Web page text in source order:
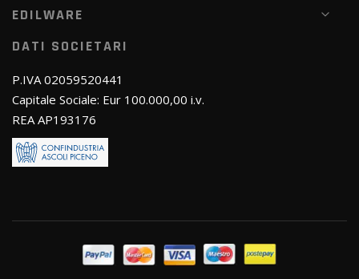
EDILWARE
DATI SOCIETARI
P.IVA 02059520441
Capitale Sociale: Eur 100.000,00 i.v.
REA AP193176